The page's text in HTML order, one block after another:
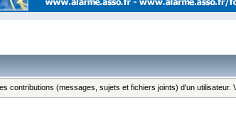
contributions (messages, sujets et fichiers joints) d'un